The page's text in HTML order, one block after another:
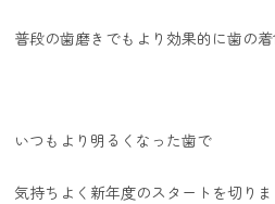
普段の歯磨きでもより効果的に歯の
いつもより明るくなった歯で
気持ちよく新年度のスタートを切りま